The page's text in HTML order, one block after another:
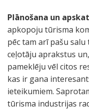
Plānošana un
apkopoju tūrisma
pēc tam arī pašu
ceļotāju aprakstus
pameklēju vēl citos
kas ir gana
ieteikumiem.
tūrisma industrijas